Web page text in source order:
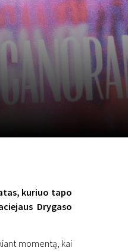
kuriuo tapo
Drygaso
momentą, kai